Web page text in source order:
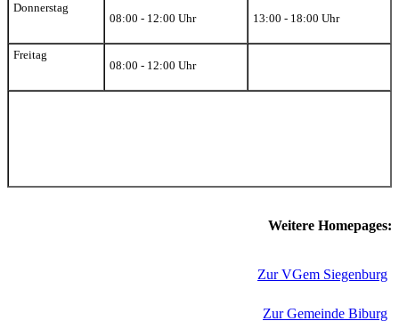
Donnerstag
08:00 - 12:00 Uhr
13:00 - 18:00 Uhr
Freitag
08:00 - 12:00 Uhr
Weitere Homepages:
Zur VGem Siegenburg
Zur Gemeinde Biburg